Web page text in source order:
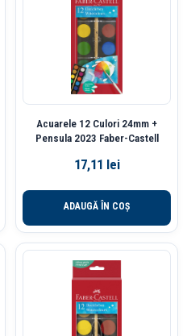
Acuarele 12 Culori 24mm +
Pensula 2023 Faber-Castell
17,11 lei
ADAUGĂ ÎN COȘ